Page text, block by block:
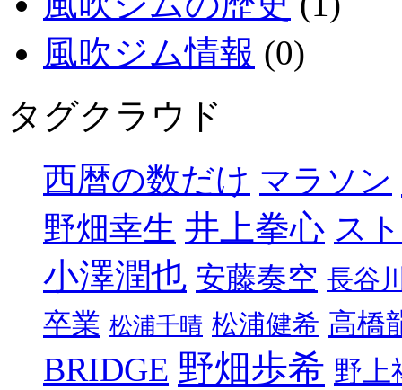
風吹ジム情報 (0)
タグクラウド
西暦の数だけ マラソン
野畑幸生 井上拳心 ス
小澤潤也 安藤奏空 長谷
卒業 松浦千晴 松浦健希 高橋
BRIDGE 野畑歩希 野上